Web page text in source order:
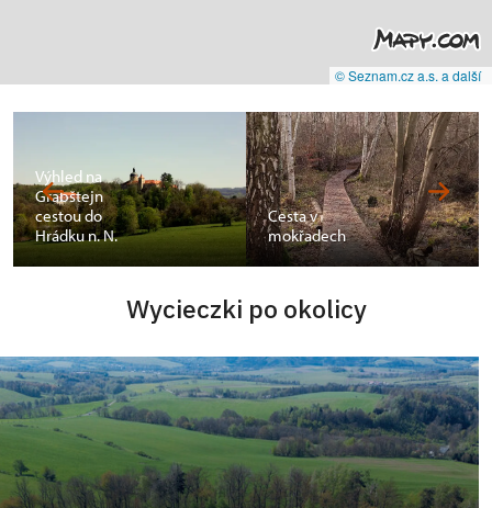
© Seznam.cz a.s. a další
Výhled na
Grabštejn
cestou do
Hrádku n. N.
Cesta v
mokřadech
Wycieczki po okolicy